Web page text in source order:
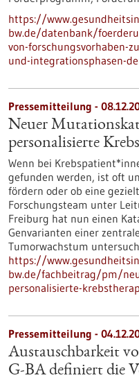
https://
bw.de/datenbank/
von-forschungsvorhaben-
und-integrationsphasen-
Pressemitteilung -
Neuer
personalisierte
Wenn bei
gefunden werden, ist oft
fördern oder ob eine
Forschungsteam unter
Freiburg hat nun einen
Genvarianten einer
Tumorwachstum
https://
bw.de/fachbeitrag/pm/
personalisierte-
Pressemitteilung -
Austauschbarkeit
G-BA definiert die